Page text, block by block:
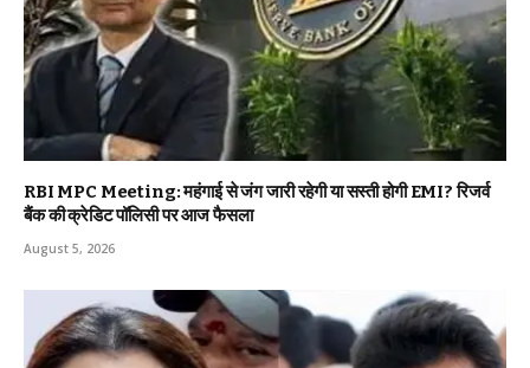
RBI MPC Meeting: महंगाई से जंग जारी रहेगी या सस्ती होगी EMI? रिजर्व
बैंक की क्रेडिट पॉलिसी पर आज फैसला
August 5, 2026